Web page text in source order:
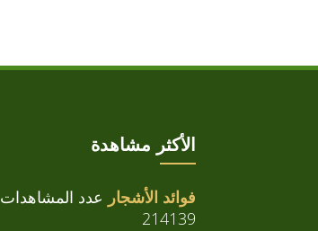
الأكثر مشاهدة
فوائد الأشجار عدد المشاهدات
214139